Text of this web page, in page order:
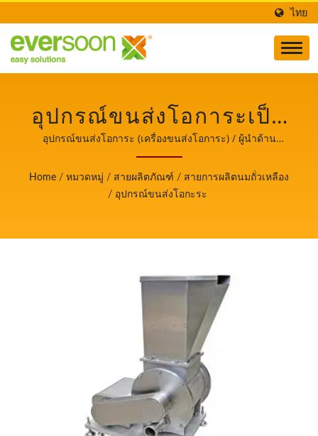
ไทย
อุปกรณ์ขนส่งโอการะเป็น
หนึ่งในเครื่องจักรในสาย
การผลิตน้ำนมถั่วเหลือง. /
ผู้นำด้านเครื่องจักรผลิต
สูงสุดกับความปลอดภัย
ด้านอาหาร.
อุปกรณ์ขนส่งโอการะ (เครื่องขนส่งโอการะ) / ผู้นำด้าน
เครื่องจักรผลิตเต้าหู้และนมถั่วเหลืองอัตโนมัติที่ให้ความสำคัญ
สูงสุดกับความปลอดภัยด้านอาหาร.
Home / หมวดหมู่ / สายผลิตภัณฑ์ / สายการผลิตนมถั่วเหลือง
/ อุปกรณ์ขนส่งโอกะระ